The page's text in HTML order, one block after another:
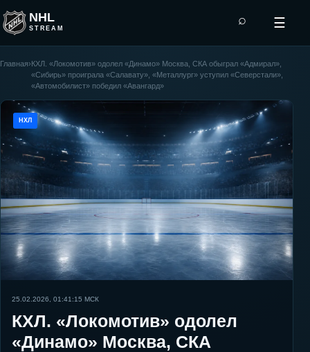
NHL
STREAM
⌕ ☰
Главная›КХЛ. «Локомотив» одолел «Динамо» Москва, СКА обыграл «Адмирал»,
«Сибирь» проиграла «Салавату», «Металлург» уступил «Северстали»,
«Автомобилист» победил «Авангард»
НХЛ
25.02.2026, 01:41:15 МСК
КХЛ. «Локомотив» одолел
«Динамо» Москва, СКА